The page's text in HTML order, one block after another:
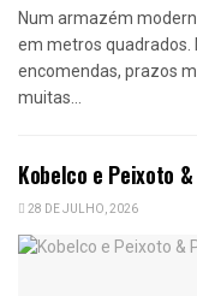
Num armazém
em metros quadrados.
encomendas, prazos
muitas...
Kobelco e Peixoto
28 DE JULHO, 2026